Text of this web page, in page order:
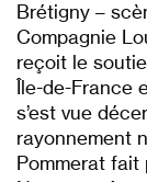
Brétigny –
Compagnie
reçoit le
Île-de-France
s’est vue
rayonnement
Pommerat fait